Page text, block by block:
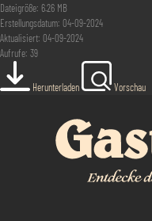
Dateigröße: 6.26 MB
Erstellungsdatum: 04-09-2024
Aktualisiert: 04-09-2024
Aufrufe: 39
Herunterladen Vorschau